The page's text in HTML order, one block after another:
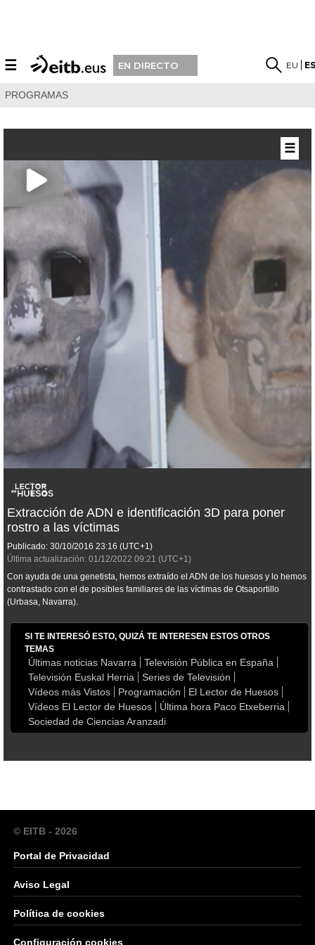
☰ EN DIRECTO EU
PROGRAMAS
Extracción de ADN e identificación 3D para poner
rostro a las víctimas
Publicado: 30/10/2016 23:16 (UTC+1)
Última actualización: 01/12/2022 09:21 (UTC+1)
Con ayuda de una genetista, hemos extraído el ADN de los huesos y lo hemos
contrastado con el de posibles familiares de las víctimas de Otsaportillo
(Urbasa, Navarra).
SI TE INTERESÓ ESTO, QUIZÁ TE INTERESEN ESTOS OTROS
TEMAS
Últimas noticias Navarra
Televisión Pública en España
Televisión Euskal Herria
Series de Televisión
Vídeos más Vistos
Programación
El Lector de Huesos
Vídeos El Lector de Huesos
Última hora Paco Etxeberria
Sociedad de Ciencias Aranzadi
☰
© EITB - 2026
Portal de Privacidad
Aviso Legal
Política de cookies
Configuración cookies